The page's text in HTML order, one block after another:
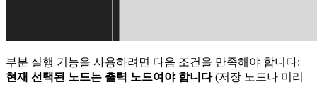
부분 실행 기능을 사용하려면 다음 조건을 만족해야 합니다:
현재 선택된 노드는 출력 노드여야 합니다(저장 노드나 미리